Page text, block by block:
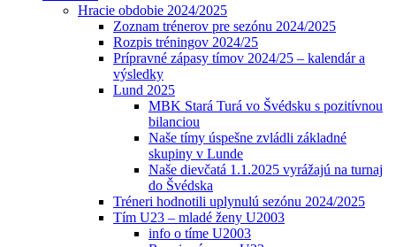
Hracie obdobie 2024/2025
Zoznam trénerov pre sezónu 2024/2025
Rozpis tréningov 2024/25
Prípravné zápasy tímov 2024/25 – kalendár a
výsledky
Lund 2025
MBK Stará Turá vo Švédsku s pozitívnou
bilanciou
Naše tímy úspešne zvládli základné
skupiny v Lunde
Naše dievčatá 1.1.2025 vyrážajú na turnaj
do Švédska
Tréneri hodnotili uplynulú sezónu 2024/2025
Tím U23 – mladé ženy U2003
info o tíme U2003